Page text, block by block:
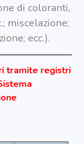
di coloranti,
miscelazione;
ecc.).
tramite registri